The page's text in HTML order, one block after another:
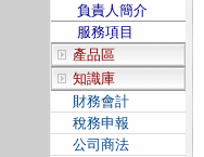
負責人簡介
服務項目
產品區
知識庫
財務會計
稅務申報
公司商法